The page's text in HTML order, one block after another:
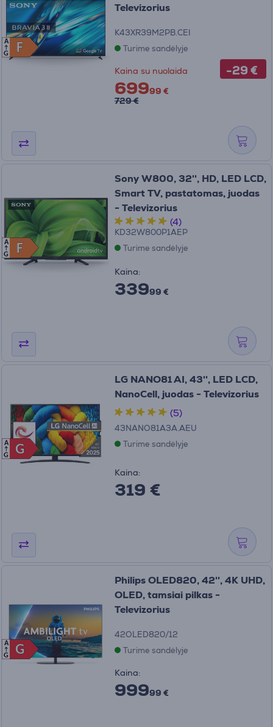
-29 €
F
F
A
G
Televizorius
K43XR39M2PB.CEI
Turime sandėlyje
Kaina su nuolaida
69999 €
729 €
F
F
A
G
Sony W800, 32'', HD, LED LCD,
Smart TV, pastatomas, juodas
- Televizorius
(4)
KD32W800P1AEP
Turime sandėlyje
Kaina:
33999 €
G
G
A
G
LG NANO81 AI, 43'', LED LCD,
NanoCell, juodas - Televizorius
(5)
43NANO81A3A.AEU
Turime sandėlyje
Kaina:
319 €
G
G
A
G
Philips OLED820, 42'', 4K UHD,
OLED, tamsiai pilkas -
Televizorius
42OLED820/12
Turime sandėlyje
Kaina:
99999 €